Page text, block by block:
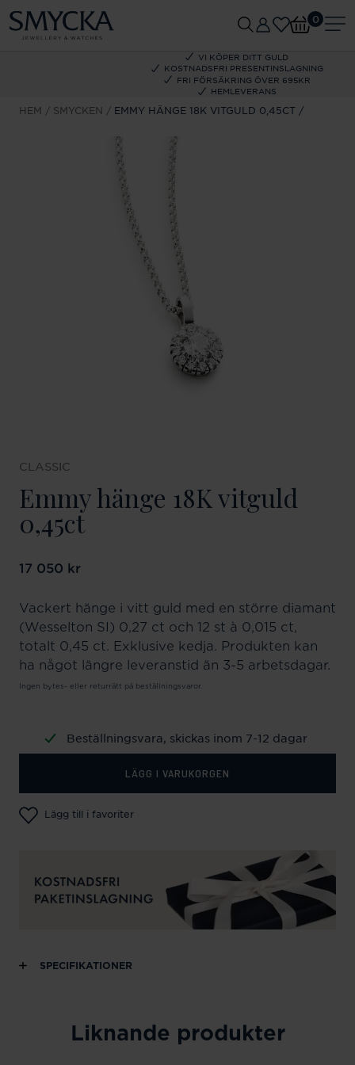
VI KÖPER DITT GULD
KOSTNADSFRI PRESENTINSLAGNING
FRI FÖRSÄKRING ÖVER 695KR
HEMLEVERANS
0
HEM SMYCKEN EMMY HÄNGE 18K VITGULD 0,45CT
CLASSIC
Emmy hänge 18K vitguld
0,45ct
Pris:17 050 kr
17 050 kr
Vackert hänge i vitt guld med en större diamant
(Wesselton SI) 0,27 ct och 12 st à 0,015 ct,
totalt 0,45 ct. Exklusive kedja. Produkten kan
ha något längre leveranstid än 3-5 arbetsdagar.
Ingen bytes- eller returrätt på beställningsvaror.
Beställningsvara, skickas inom 7-12 dagar
LÄGG I VARUKORGEN
Lägg till i favoriter
SPECIFIKATIONER
Liknande produkter